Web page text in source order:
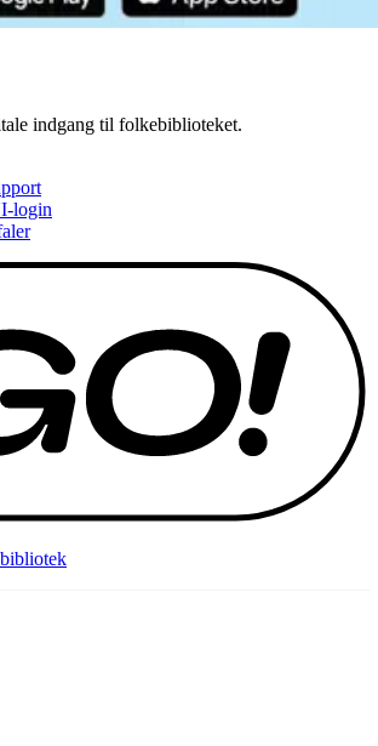
indgang til folkebiblioteket.
login